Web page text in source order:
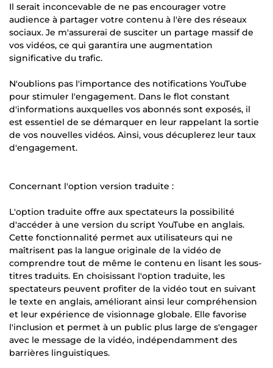
Il serait inconcevable de ne pas encourager votre
audience à partager votre contenu à l'ère des réseaux
sociaux. Je m'assurerai de susciter un partage massif de
vos vidéos, ce qui garantira une augmentation
significative du trafic.
N'oublions pas l'importance des notifications YouTube
pour stimuler l'engagement. Dans le flot constant
d'informations auxquelles vos abonnés sont exposés, il
est essentiel de se démarquer en leur rappelant la sortie
de vos nouvelles vidéos. Ainsi, vous décuplerez leur taux
d'engagement.
Concernant l'option version traduite :
L'option traduite offre aux spectateurs la possibilité
d'accéder à une version du script YouTube en anglais.
Cette fonctionnalité permet aux utilisateurs qui ne
maîtrisent pas la langue originale de la vidéo de
comprendre tout de même le contenu en lisant les sous-
titres traduits. En choisissant l'option traduite, les
spectateurs peuvent profiter de la vidéo tout en suivant
le texte en anglais, améliorant ainsi leur compréhension
et leur expérience de visionnage globale. Elle favorise
l'inclusion et permet à un public plus large de s'engager
avec le message de la vidéo, indépendamment des
barrières linguistiques.